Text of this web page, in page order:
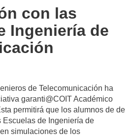
con las
Ingeniería de
de Telecomunicación ha
garanti@COIT Académico
permitirá que los alumnos de de
Escuelas de Ingeniería de
simulaciones de los